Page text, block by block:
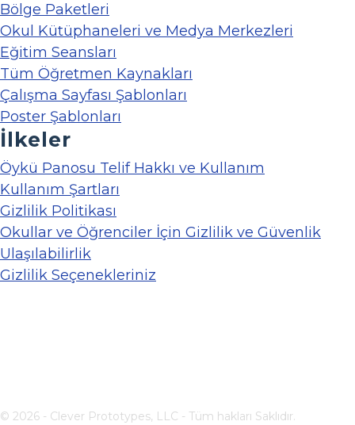
Bölge Paketleri
Okul Kütüphaneleri ve Medya Merkezleri
Eğitim Seansları
Tüm Öğretmen Kaynakları
Çalışma Sayfası Şablonları
Poster Şablonları
İlkeler
Öykü Panosu Telif Hakkı ve Kullanım
Kullanım Şartları
Gizlilik Politikası
Okullar ve Öğrenciler İçin Gizlilik ve Güvenlik
Ulaşılabilirlik
Gizlilik Seçenekleriniz
© 2026 - Clever Prototypes, LLC - Tüm hakları Saklıdır.